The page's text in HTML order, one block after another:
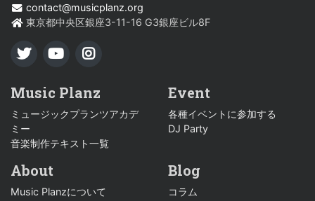
contact@musicplanz.org
東京都中央区銀座3-11-16 G3銀座ビル8F
TWITTERYOUTUBE
INSTAGRAM
Music Planz
ミュージックプランツアカデ
ミー
音楽制作テキスト一覧
Event
各種イベントに参加する
DJ Party
About
Music Planzについて
Blog
コラム